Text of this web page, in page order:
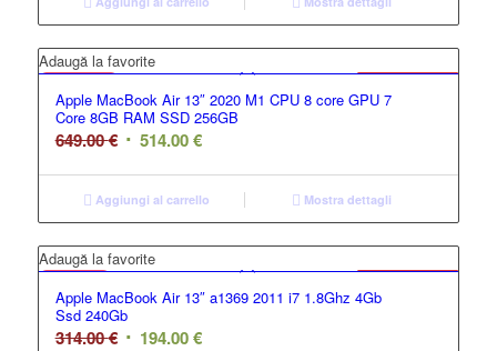
Adaugă la favorite
GRADO BC
Apple MacBook Air 13″ 2020 M1 CPU 8 core GPU 7
Core 8GB RAM SSD 256GB
649.00€ 514.00€
Aggiungi al carrello Mostra dettagli
Adaugă la favorite
GRADO B
Apple MacBook Air 13″ a1369 2011 i7 1.8Ghz 4Gb
Ssd 240Gb
314.00€ 194.00€